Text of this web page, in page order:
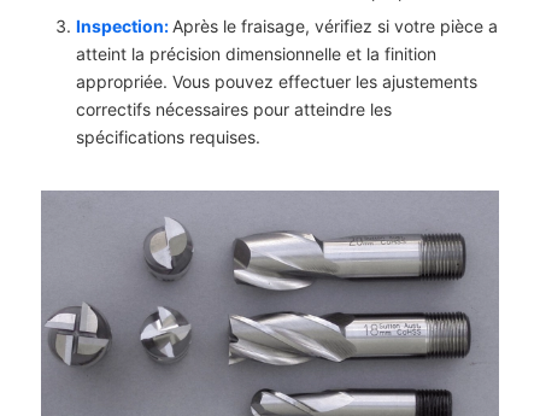
Inspection:Après le fraisage, vérifiez si votre pièce a
atteint la précision dimensionnelle et la finition
appropriée. Vous pouvez effectuer les ajustements
correctifs nécessaires pour atteindre les
spécifications requises.